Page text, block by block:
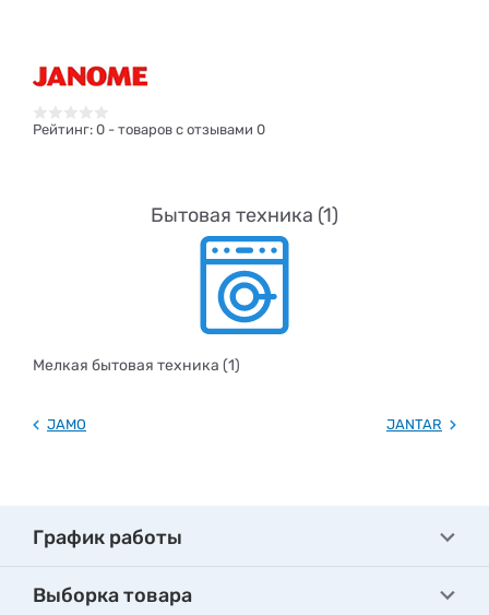
Рейтинг: 0 - товаров с отзывами 0
Бытовая техника (1)
Мелкая бытовая техника (1)
JAMO JANTAR
График работы
Выборка товара